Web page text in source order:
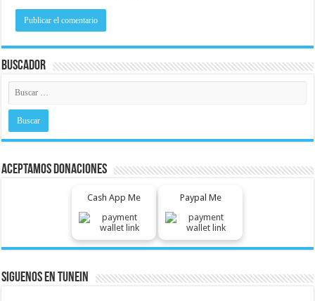
Buscador
Aceptamos Donaciones
Cash App Me Paypal Me
Siguenos En Tunein